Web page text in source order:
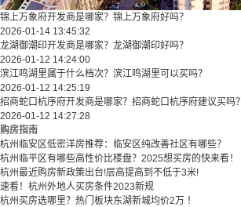
锦上万象府开发商是哪家？锦上万象府好吗？
2026-01-14 13:45:32
龙湖御潮印开发商是哪家？龙湖御潮印好吗？
2026-01-12 14:24:00
滨江鸣湖里属于什么档次？滨江鸣湖里可以买吗？
2026-01-12 14:25:19
招商蛇口杭序府开发商是哪家？招商蛇口杭序府建议买吗？
2026-01-12 14:27:28
购房指南
杭州临安区低密洋房推荐：临安区纯改善社区有哪些？
​​杭州临平区有哪些高性价比楼盘？2025想买房的快来看！​
杭州最近购房新政策出台!层高提高到不低于3米!
速看！杭州外地人买房条件2023新规
杭州买房选哪里？热门板块东湖新城均价2万 ！